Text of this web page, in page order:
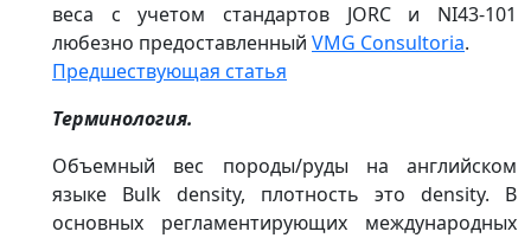
веса с учетом стандартов JORC и NI43-101
любезно предоставленный VMG Consultoria.
Предшествующая статья
Терминология.
Объемный вес породы/руды на английском
языке Bulk density, плотность это density. В
основных регламентирующих международных